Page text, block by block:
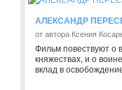
АЛЕКСАНДР
от автора Ксения
Фильм повествуют о
княжествах, и о
вклад в